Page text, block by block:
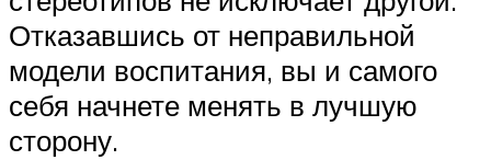
Отказавшись от неправильной
модели воспитания, вы и самого
себя начнете менять в лучшую
сторону.